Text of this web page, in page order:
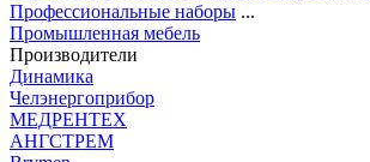
Профессиональные наборы ...
Промышленная мебель
Производители
Динамика
Челэнергоприбор
МЕДРЕНТЕХ
АНГСТРЕМ